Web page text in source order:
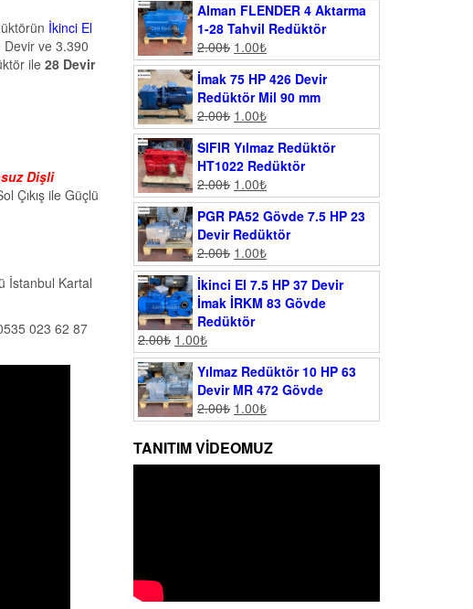
İkinci El
ve 3.390
ile 28 Devir
Dişli
Çıkış ile Güçlü
İstanbul Kartal
023 62 87
Alman FLENDER 4 Aktarma
1-28 Tahvil Redüktör
2.00₺ 1.00₺
İmak 75 HP 426 Devir
Redüktör Mil 90 mm
2.00₺ 1.00₺
SIFIR Yılmaz Redüktör
HT1022 Redüktör
2.00₺ 1.00₺
PGR PA52 Gövde 7.5 HP 23
Devir Redüktör
2.00₺ 1.00₺
İkinci El 7.5 HP 37 Devir
İmak İRKM 83 Gövde
Redüktör
2.00₺ 1.00₺
Yılmaz Redüktör 10 HP 63
Devir MR 472 Gövde
2.00₺ 1.00₺
TANITIM VIDEOMUZ